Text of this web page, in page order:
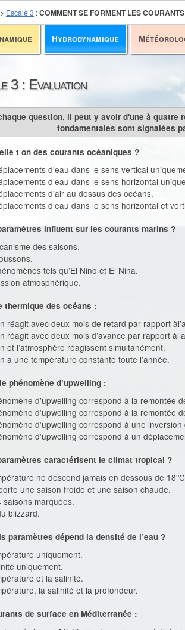
Hydrodynamique
> Escale 3 :COMMENT SE FORMENT LES
3 : Evaluation
question, il peut y avoir d'une à quatre
fondamentales sont signalées
t on des courants océaniques ?
d’eau dans le sens vertical
d’eau dans le sens horizontal
d’air au dessus des océans.
d’eau dans le sens horizontal et
influent sur les courants marins ?
des saisons.
tels qu’El Nino et El Nina.
atmosphérique.
thermique des océans :
réagit avec deux mois de retard par rapport
réagit avec deux mois d’avance par rapport
et l’atmosphère réagissent simultanément.
a une température constante toute l’année.
phénomène d’upwelling :
d’upwelling correspond à la remontée
d’upwelling correspond à la remontée
d’upwelling correspond à une
d’upwelling correspond à un
caractérisent le climat tropical ?
ne descend jamais en dessous de
une saison froide et une saison chaude.
saisons marquées.
blizzard.
paramètres dépend la densité de l’eau ?
uniquement.
uniquement.
et la salinité.
la salinité et la profondeur.
de surface en Méditerranée :